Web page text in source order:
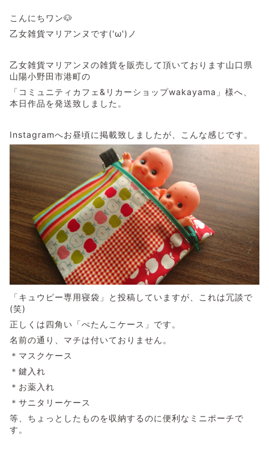
こんにちワン🐶
乙女雑貨マリアンヌです('ω')ノ
乙女雑貨マリアンヌの雑貨を販売して頂いております山口県
山陽小野田市港町の
「コミュニティカフェ&リカーショップwakayama」様へ、
本日作品を発送致しました。
Instagramへお昼頃に掲載致しましたが、こんな感じです。
「キュウピー専用寝袋」と投稿していますが、これは冗談で
(笑)
正しくは四角い「ぺたんこケース」です。
名前の通り、マチは付いておりません。
＊マスクケース
＊鍵入れ
＊お薬入れ
＊サニタリーケース
等、ちょっとしたものを収納するのに便利なミニポーチで
す。